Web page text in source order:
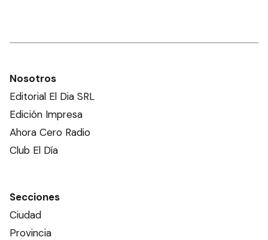
Nosotros
Editorial El Dia SRL
Edición Impresa
Ahora Cero Radio
Club El Día
Secciones
Ciudad
Provincia